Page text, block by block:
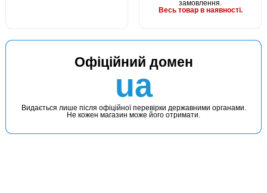
замовлення.
Весь товар в наявності.
Офіційний домен
ua
Видається лише після офіційної перевірки державними органами.
Не кожен магазин може його отримати.